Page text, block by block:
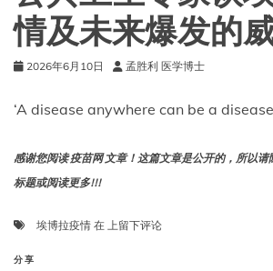
吸
道
病
原
疫
——
他
情及未来爆发的
2026年6月10日 孟胜利 医学博士
‘A disease anywhere can be a
感谢您阅读 疫苗网 文章！这篇文章是公开的，所以
标题或阅读更多!!!
埃博拉疫情 在 “任
上留下评论
分享